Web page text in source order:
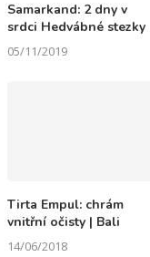
Samarkand: 2 dny v
srdci Hedvábné stezky
05/11/2019
Tirta Empul: chrám
vnitřní očisty | Bali
14/06/2018